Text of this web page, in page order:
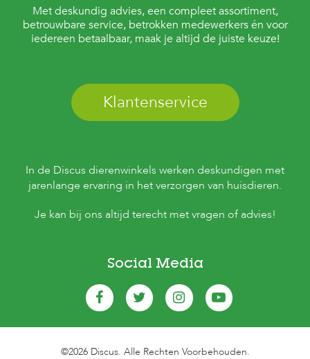
Met deskundig advies, een compleet assortiment,
betrouwbare service, betrokken medewerkers én voor
iedereen betaalbaar, maak je altijd de juiste keuze!
Klantenservice
In de Discus dierenwinkels werken deskundigen met
jarenlange ervaring in het verzorgen van huisdieren.
Je kan bij ons altijd terecht met vragen of advies!
Social Media
©2026 Discus. Alle Rechten Voorbehouden.